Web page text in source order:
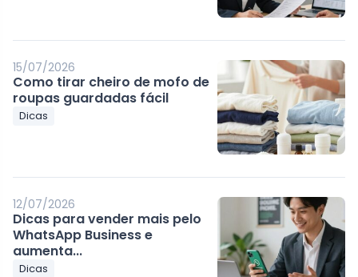
15/07/2026
Como tirar cheiro de mofo de
roupas guardadas fácil
Dicas
12/07/2026
Dicas para vender mais pelo
WhatsApp Business e
aumenta...
Dicas